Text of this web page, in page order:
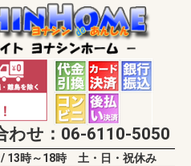
わせ：06-6110-5050
13時～18時 土・日・祝休み